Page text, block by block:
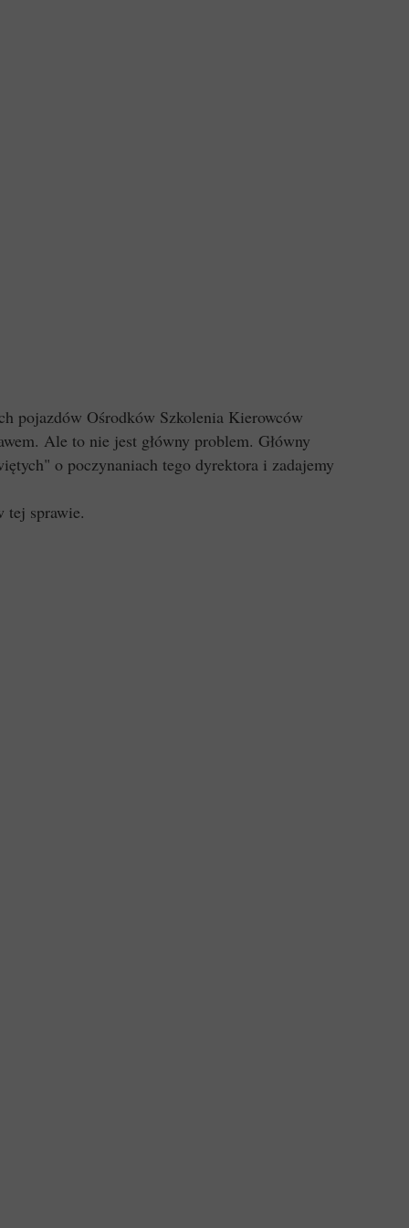
pojazdów Ośrodków Szkolenia Kierowców
Ale to nie jest główny problem. Główny
o poczynaniach tego dyrektora i zadajemy
tej sprawie.